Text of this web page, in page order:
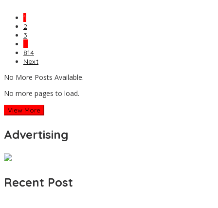
1
2
3
…
814
Next
No More Posts Available.
No more pages to load.
View More
Advertising
Recent Post